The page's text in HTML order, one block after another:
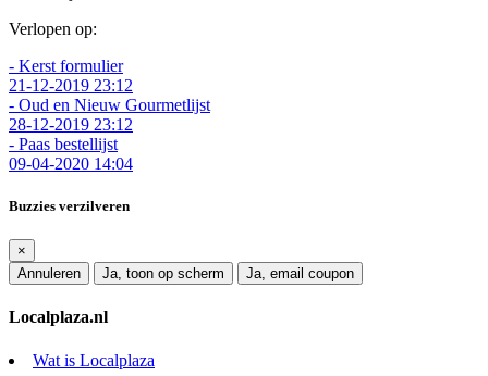
Verlopen op:
- Kerst formulier
21-12-2019 23:12
- Oud en Nieuw Gourmetlijst
28-12-2019 23:12
- Paas bestellijst
09-04-2020 14:04
Buzzies verzilveren
×
Annuleren
Ja, toon op scherm Ja, email coupon
Localplaza.nl
Wat is Localplaza